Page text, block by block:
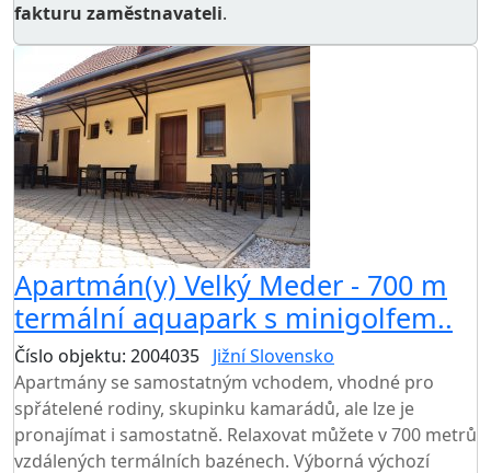
fakturu zaměstnavateli.
Apartmán(y) Velký Meder - 700 m
termální aquapark s minigolfem..
Číslo objektu: 2004035 Jižní Slovensko
Apartmány se samostatným vchodem, vhodné pro
spřátelené rodiny, skupinku kamarádů, ale lze je
pronajímat i samostatně. Relaxovat můžete v 700 metrů
vzdálených termálních bazénech. Výborná výchozí